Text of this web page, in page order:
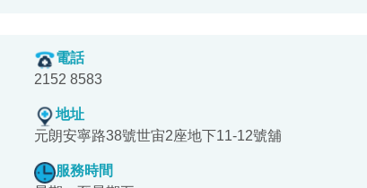
電話
2152 8583
地址
元朗安寧路38號世宙2座地下11-12號舖
服務時間